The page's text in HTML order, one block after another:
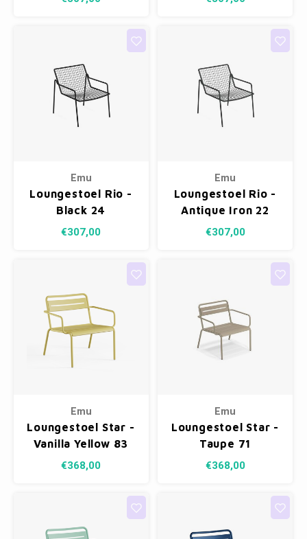
Emu
Loungestoel Rio -
Black 24
€307,00
Emu
Loungestoel Rio -
Antique Iron 22
€307,00
Emu
Loungestoel Star -
Vanilla Yellow 83
€368,00
Emu
Loungestoel Star -
Taupe 71
€368,00